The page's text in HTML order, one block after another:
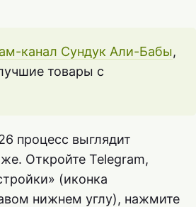
канал Сундук Али-Бабы,
товары с
процесс выглядит
Откройте Telegram,
(иконка
нижнем углу), нажмите